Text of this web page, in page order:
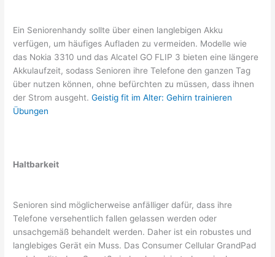
Ein Seniorenhandy sollte über einen langlebigen Akku
verfügen, um häufiges Aufladen zu vermeiden. Modelle wie
das Nokia 3310 und das Alcatel GO FLIP 3 bieten eine längere
Akkulaufzeit, sodass Senioren ihre Telefone den ganzen Tag
über nutzen können, ohne befürchten zu müssen, dass ihnen
der Strom ausgeht.Geistig fit im Alter: Gehirn trainieren
Übungen
Haltbarkeit
Senioren sind möglicherweise anfälliger dafür, dass ihre
Telefone versehentlich fallen gelassen werden oder
unsachgemäß behandelt werden. Daher ist ein robustes und
langlebiges Gerät ein Muss. Das Consumer Cellular GrandPad